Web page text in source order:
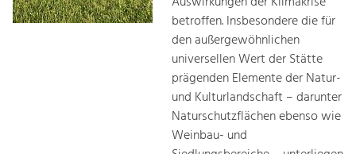
betroffen. Insbesondere die für
den außergewöhnlichen
universellen Wert der Stätte
prägenden Elemente der Natur-
und Kulturlandschaft – darunter
Naturschutzflächen ebenso wie
Weinbau- und